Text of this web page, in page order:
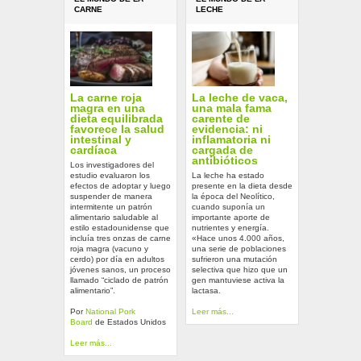
CARNE
La carne roja
magra en una
dieta equilibrada
favorece la salud
intestinal y
cardíaca
Los investigadores del
estudio evaluaron los
efectos de adoptar y luego
suspender de manera
intermitente un patrón
alimentario saludable al
estilo estadounidense que
incluía tres onzas de carne
roja magra (vacuno y
cerdo) por día en adultos
jóvenes sanos, un proceso
llamado “ciclado de patrón
alimentario”.
PorNational Pork
Board de Estados Unidos
Leer más...
LECHE
La leche de vaca,
una mala fama
carente de
evidencia: ni
inflamatoria ni
cargada de
antibióticos
La leche ha estado
presente en la dieta desde
la época del Neolítico,
cuando suponía un
importante aporte de
nutrientes y energía.
«Hace unos 4.000 años,
una serie de poblaciones
sufrieron una mutación
selectiva que hizo que un
gen mantuviese activa la
lactasa.
Leer más...